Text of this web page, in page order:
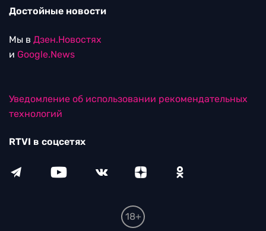
Достойные новости
Мы в Дзен.Новостях
и Google.News
Уведомление об использовании рекомендательных
технологий
RTVI в соцсетях
18+